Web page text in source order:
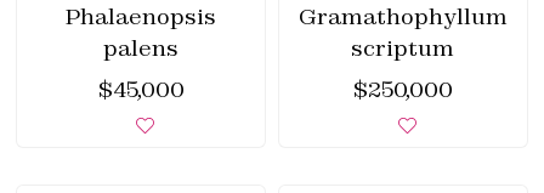
Phalaenopsis
palens
$45,000
Gramathophyllum
scriptum
$250,000